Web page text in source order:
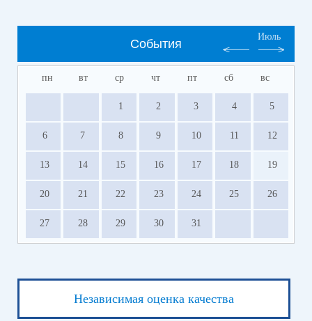
События
Июль
пн вт ср чт пт сб вс
1 2 3 4 5
6 7 8 9 10 11 12
13 14 15 16 17 18 19
20 21 22 23 24 25 26
27 28 29 30 31
Независимая оценка качества